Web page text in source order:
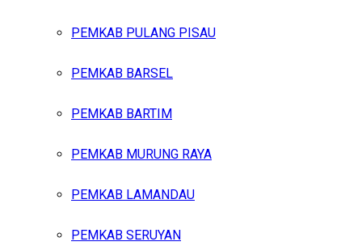
PEMKAB PULANG PISAU
PEMKAB BARSEL
PEMKAB BARTIM
PEMKAB MURUNG RAYA
PEMKAB LAMANDAU
PEMKAB SERUYAN